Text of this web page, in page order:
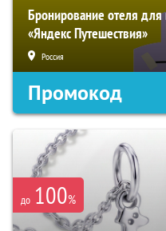
Бронирование отеля для
«Яндекс Путешествия»
Россия
Промокод
до 100%